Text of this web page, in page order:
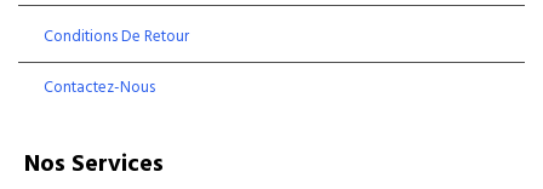
Conditions De Retour
Contactez-Nous
Nos Services